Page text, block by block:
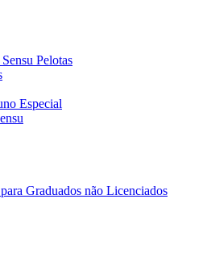
Pelotas
Especial
Graduados não Licenciados